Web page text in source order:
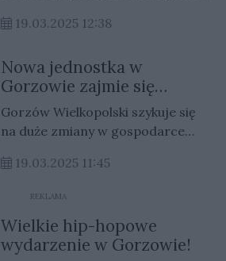
przedszkoli i szkół.
19.03.2025 12:38
Nowa jednostka w
Gorzowie zajmie się
śmieciami i wodą. Co się
zmieni?
Gorzów Wielkopolski szykuje się
na duże zmiany w gospodarce
19.03.2025 11:45
REKLAMA
Wielkie hip-hopowe
wydarzenie w Gorzowie!